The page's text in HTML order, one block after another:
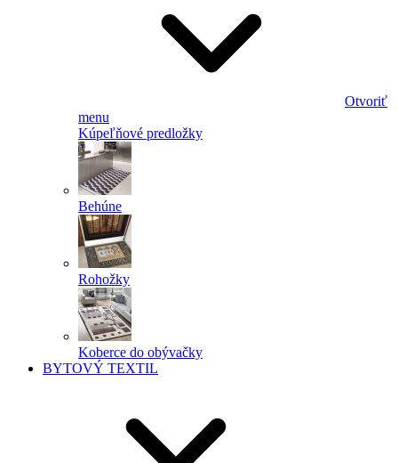
Otvoriť
menu
Kúpeľňové predložky
Behúne
Rohožky
Koberce do obývačky
BYTOVÝ TEXTIL